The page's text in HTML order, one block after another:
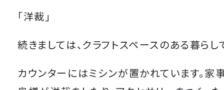
「洋裁」
続きましては、クラフトスペースのある暮らし
カウンターにはミシンが置かれています。家